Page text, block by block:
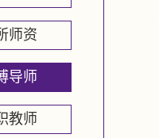
师资
导师
教师